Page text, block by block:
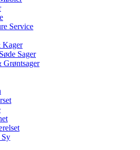
Service
Kager
Sager
Grøntsager